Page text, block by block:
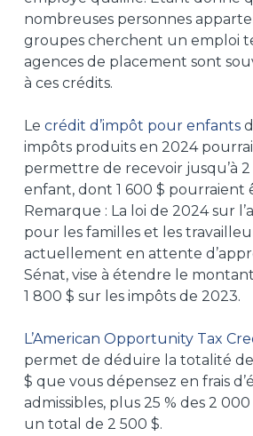
nombreuses personnes
groupes cherchent un emploi
agences de placement sont
à ces crédits.
Le crédit d’impôt pour enfants
impôts produits en 2024
permettre de recevoir jusqu’à
enfant, dont 1 600 $ pourraient
Remarque : La loi de 2024 sur
pour les familles et les
actuellement en attente
Sénat, vise à étendre le
1 800 $ sur les impôts de 2023.
L’American Opportunity Tax
permet de déduire la totalité
$ que vous dépensez en frais
admissibles, plus 25 % des 2
un total de 2 500 $.